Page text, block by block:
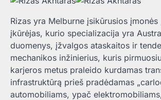
Rizas yra Melburne įsikūrusios įmonės
įkūrėjas, kurio specializacija yra
duomenys, įžvalgos ataskaitos ir
mechanikos inžinierius, kuris
karjeros metus praleido kurdamas
infrastruktūrą prieš pradėdamas
automobiliams, ypač